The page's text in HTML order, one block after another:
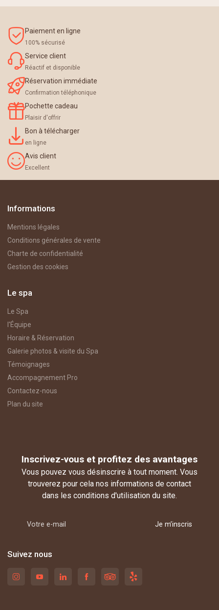
Paiement en ligne
100% sécurisé
Service client
Réactif et disponible
Réservation immédiate
Confirmation téléphonique
Pochette cadeau
Plaisir d'offrir
Bon à télécharger
en ligne
Avis client
Excellent
Informations
Mentions légales
Conditions générales de vente
Charte de confidentialité
Gestion des cookies
Le spa
Le Spa
l'Équipe
Horaire & Réservation
Galerie photos & visite du Spa
Témoignages
Accompagnement Pro
Contactez-nous
Plan du site
Inscrivez-vous et profitez des avantages
Vous pouvez vous désinscrire à tout moment. Vous
trouverez pour cela nos informations de contact
dans les conditions d'utilisation du site.
Je m’inscris
Suivez nous